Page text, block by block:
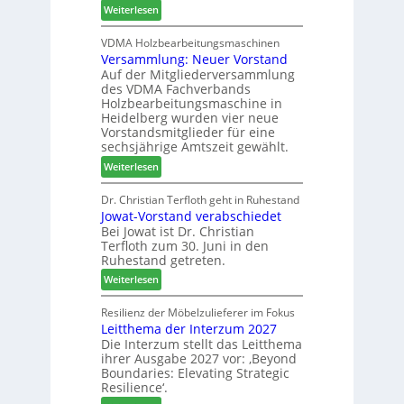
h
e
r
z
a
h
l
e
n
h
i
l
t
b
e
i
P
r
o
u
k
t
s
u
c
e
Weiterlesen:
H
D
H
f
o
r
d
e
r
t
N
a
c
h
b
e
s
s
e
r
u
n
g
e
VDMA Holzbearbeitungsmaschinen
Versammlung: Neuer Vorstand
Auf der Mitgliederversammlung
des VDMA Fachverbands
Holzbearbeitungsmaschine in
Heidelberg wurden vier neue
Vorstandsmitglieder für eine
sechsjährige Amtszeit gewählt.
Weiterlesen:
V
e
r
s
a
m
m
l
u
n
g
:
N
e
Dr. Christian Terfloth geht in Ruhestand
Jowat-Vorstand verabschiedet
Bei Jowat ist Dr. Christian
Terfloth zum 30. Juni in den
Ruhestand getreten.
Weiterlesen:
J
o
w
a
t
-
V
Resilienz der Möbelzulieferer im Fokus
Leitthema der Interzum 2027
Die Interzum stellt das Leitthema
ihrer Ausgabe 2027 vor: ‚Beyond
Boundaries: Elevating Strategic
Resilience‘.